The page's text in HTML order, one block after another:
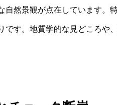
自然景観が点在しています。
です。地質学的な見どころや